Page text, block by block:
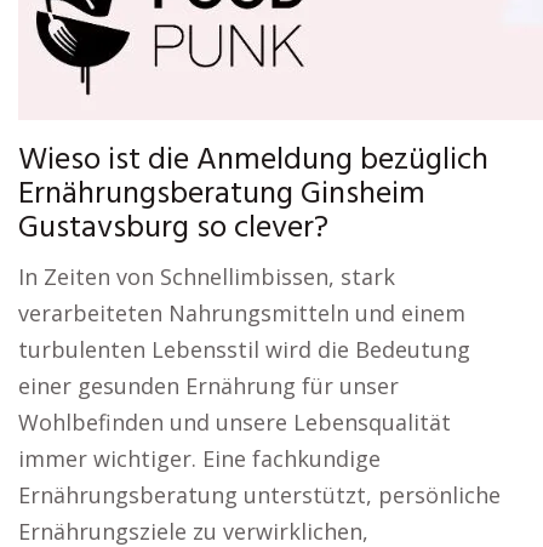
Wieso ist die Anmeldung bezüglich
Ernährungsberatung Ginsheim
Gustavsburg so clever?
In Zeiten von Schnellimbissen, stark
verarbeiteten Nahrungsmitteln und einem
turbulenten Lebensstil wird die Bedeutung
einer gesunden Ernährung für unser
Wohlbefinden und unsere Lebensqualität
immer wichtiger. Eine fachkundige
Ernährungsberatung unterstützt, persönliche
Ernährungsziele zu verwirklichen,